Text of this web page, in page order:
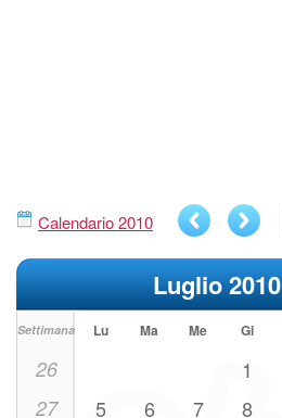
Calendario 2010
Luglio 2010
Settimana Lu Ma Me Gi
26 1
27 5 6 7 8